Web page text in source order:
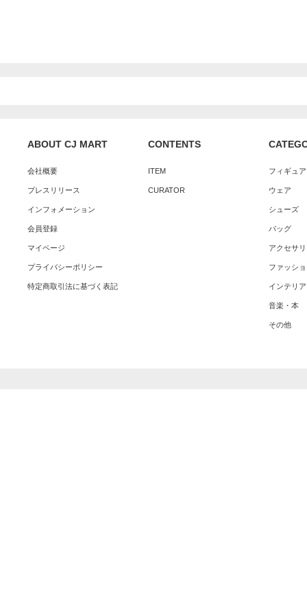
ABOUT CJ MART
会社概要
プレスリリース
インフォメーション
会員登録
マイページ
プライバシーポリシー
特定商取引法に基づく表記
CONTENTS
ITEM
CURATOR
フィギュ
ウェア
シューズ
バッグ
アクセサ
ファッシ
インテリア
音楽・本
その他